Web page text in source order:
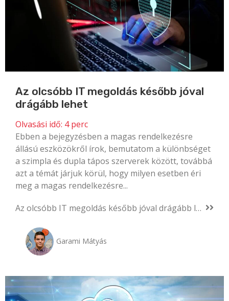
Az olcsóbb IT megoldás később jóval
drágább lehet
Olvasási idő: 4 perc
Ebben a bejegyzésben a magas rendelkezésre
állású eszközökről írok, bemutatom a különbséget
a szimpla és dupla tápos szerverek között, továbbá
azt a témát járjuk körül, hogy milyen esetben éri
meg a magas rendelkezésre...
Az olcsóbb IT megoldás később jóval drágább lehet
Garami Mátyás